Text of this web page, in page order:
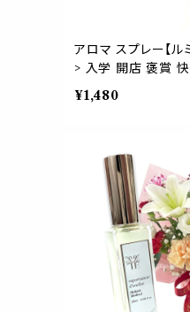
アロマ スプレー【
> 入学 開店 褒賞
睡眠 おやすみ ルー
¥1,480